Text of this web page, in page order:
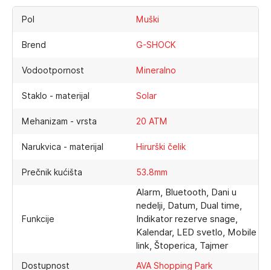
Pol Muški
Brend G-SHOCK
Vodootpornost Mineralno
Staklo - materijal Solar
Mehanizam - vrsta 20 ATM
Narukvica - materijal Hirurški čelik
Prečnik kućišta 53.8mm
Funkcije
Alarm, Bluetooth, Dani u
nedelji, Datum, Dual time,
Indikator rezerve snage,
Kalendar, LED svetlo, Mobile
link, Štoperica, Tajmer
Dostupnost AVA Shopping Park